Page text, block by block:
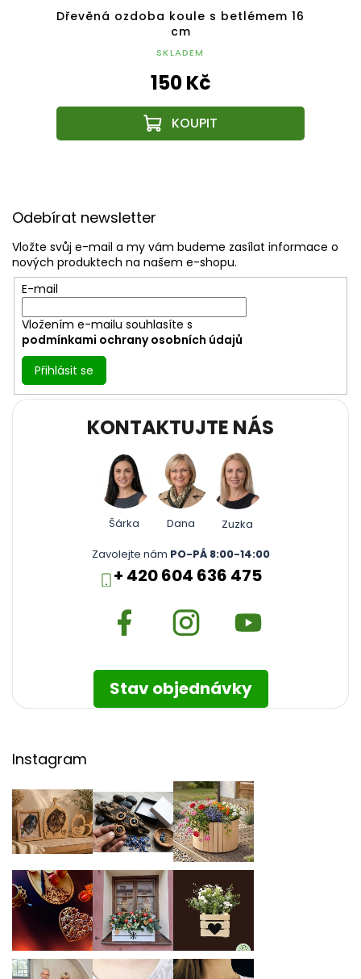
Dřevěná ozdoba koule s betlémem 16
cm
SKLADEM
150 Kč
Odebírat newsletter
Vložte svůj e-mail a my vám budeme zasílat informace o
nových produktech na našem e-shopu.
E-mail
Vložením e-mailu souhlasíte s
podmínkami ochrany osobních údajů
Přihlásit se
KONTAKTUJTE NÁS
Šárka Dana
Zuzka
Zavolejte nám PO-PÁ 8:00-14:00
+ 420 604 636 475
Stav objednávky
Instagram